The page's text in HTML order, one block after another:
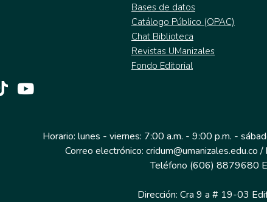
Bases de datos
Catálogo Público (OPAC)
Chat Biblioteca
Revistas UManizales
Fondo Editorial
Horario: lunes - viernes: 7:00 a.m. - 9:00 p.m. -
Correo electrónico: cridum@umanizales.edu.co
Teléfono (606) 8879680
Dirección: Cra 9 a # 19-03